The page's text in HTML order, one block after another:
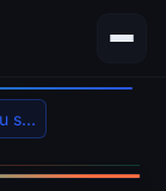
L'essor du synthétiseur analogique en home studio : analyse du marché 2025